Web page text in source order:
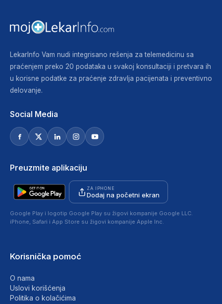
LekarInfo Vam nudi integrisano rešenja za telemedicinu sa
praćenjem preko 20 podataka u svakoj konsultaciji i pretvara ih
u korisne podatke za praćenje zdravlja pacijenata i preventivno
delovanje.
Social Media
Preuzmite aplikaciju
ZA IPHONE
Dodaj na početni ekran
Google Play i logotip Google Play su žigovi kompanije Google LLC.
iPhone, Safari i App Store su žigovi kompanije Apple Inc.
Korisnička pomoć
O nama
Uslovi korišćenja
Politika o kolačićima